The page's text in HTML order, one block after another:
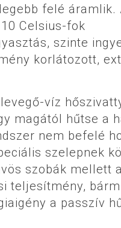
felé
Celsius-fok
szinte
korlátozott,
víz
magától hűtse a
nem befelé
szelepnek
szobák mellett
teljesítmény,
a passzív